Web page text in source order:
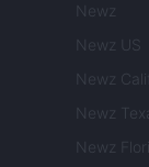
Newz
Newz US
Newz
Newz
Newz